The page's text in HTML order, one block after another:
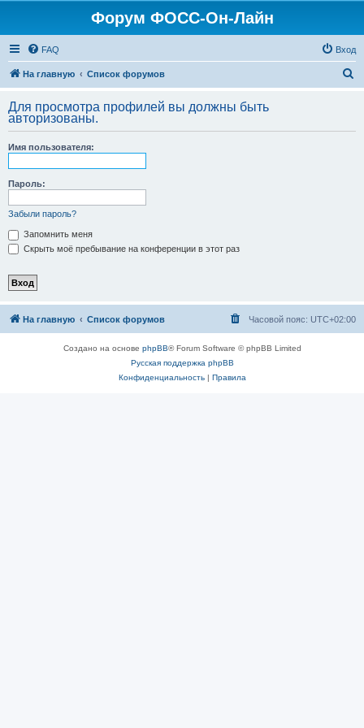
Форум ФОСС-Он-Лайн
FAQ Вход
На главную Список форумов
с
Для просмотра профилей вы должны быть
авторизованы.
Имя пользователя:
Пароль:
Забыли пароль?
Запомнить меня
Скрыть моё пребывание на конференции в этот раз
На главную Список форумов Часовой пояс: UTC+02:00
Создано на основе phpBB® Forum Software © phpBB Limited
Русская поддержка phpBB
Конфиденциальность| Правила